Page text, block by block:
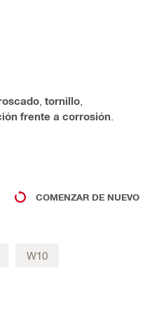
tornillo
frente a corrosión
COMENZAR DE NUEVO
W10